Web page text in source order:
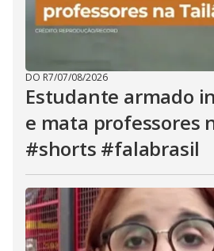
DO R7/07/08/2026
Estudante armado
e mata professores
#shorts #falabrasil